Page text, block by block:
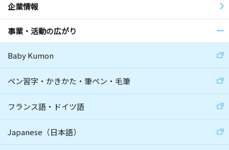
企業情報
事業・活動の広がり
Baby Kumon
ペン習字・かきかた・筆ペン・毛筆
フランス語・ドイツ語
Japanese（日本語）